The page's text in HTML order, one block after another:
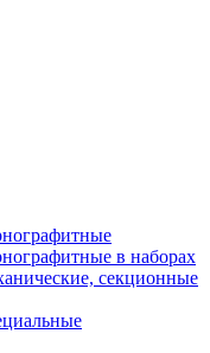
в наборах
секционные